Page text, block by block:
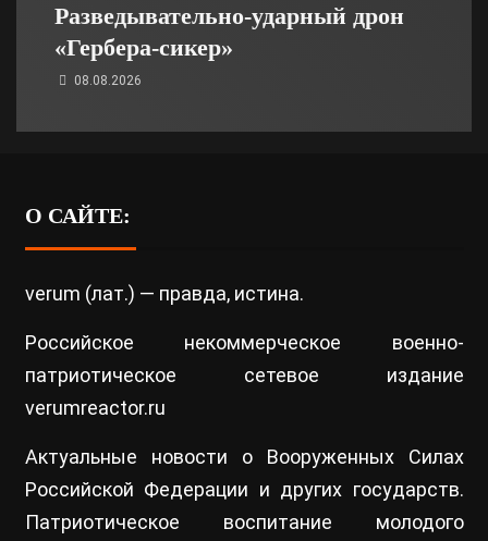
Разведывательно-ударный дрон
«Гербера-сикер»
08.08.2026
О САЙТЕ:
verum (лат.) — правда, истина.
Российское некоммерческое военно-
патриотическое сетевое издание
verumreactor.ru
Актуальные новости о Вооруженных Силах
Российской Федерации и других государств.
Патриотическое воспитание молодого